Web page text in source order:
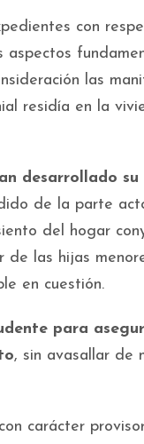
con
las
residía en la
desarrollado
de la parte
del hogar
de las hijas
en cuestión.
para
, sin avasallar de
carácter